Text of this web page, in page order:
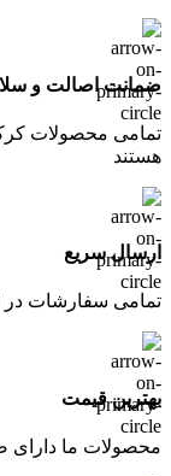
ضمانت اصالت و
تمامی محصولات
هستند
ارسال سریع
تمامی سفارشات در
بهترین قیمت
محصولات ما دارای